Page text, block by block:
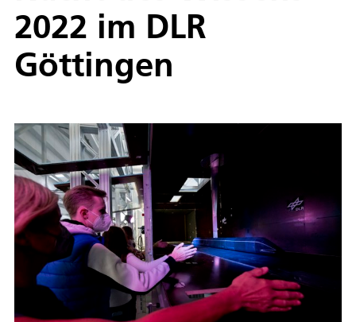
2022 im DLR
Göttingen